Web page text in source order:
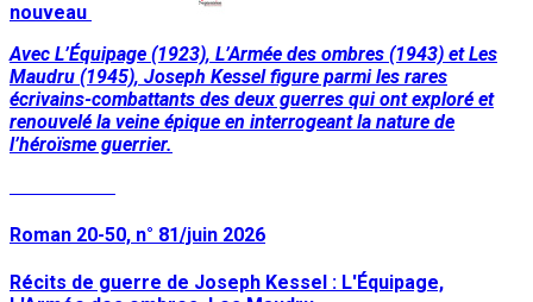
nouveau
Avec L’Équipage (1923), L’Armée des ombres (1943) et Les
Maudru (1945), Joseph Kessel figure parmi les rares
écrivains-combattants des deux guerres qui ont exploré et
renouvelé la veine épique en interrogeant la nature de
l’héroïsme guerrier.
Roman 20-50, n° 81/juin 2026
Récits de guerre de Joseph Kessel : L'Équipage,